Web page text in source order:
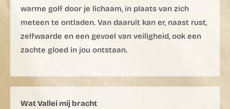
warme golf door je lichaam, in plaats van zich
meteen te ontladen. Van daaruit kan er, naast rust,
zelfwaarde en een gevoel van veiligheid, ook een
zachte gloed in jou ontstaan.
Wat Vallei mij bracht